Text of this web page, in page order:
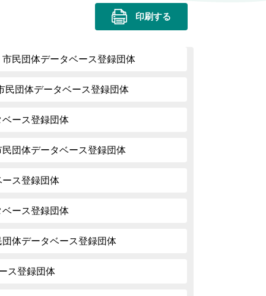
印刷する
民団体データベース登録団体
民団体データベース登録団体
ース登録団体
団体データベース登録団体
ス登録団体
ース登録団体
体データベース登録団体
ス登録団体